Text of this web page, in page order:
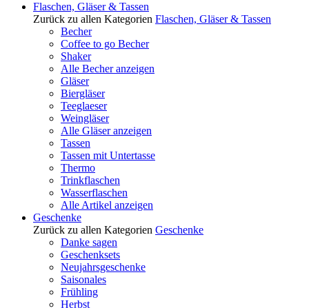
Flaschen, Gläser & Tassen
Zurück zu allen Kategorien Flaschen, Gläser & Tassen
Becher
Coffee to go Becher
Shaker
Alle Becher anzeigen
Gläser
Biergläser
Teeglaeser
Weingläser
Alle Gläser anzeigen
Tassen
Tassen mit Untertasse
Thermo
Trinkflaschen
Wasserflaschen
Alle Artikel anzeigen
Geschenke
Zurück zu allen Kategorien Geschenke
Danke sagen
Geschenksets
Neujahrsgeschenke
Saisonales
Frühling
Herbst